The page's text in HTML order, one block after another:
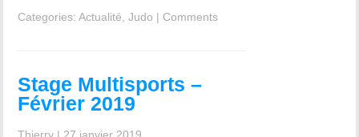
Categories:Actualité ,Judo | Comments
Stage Multisports –
Février 2019